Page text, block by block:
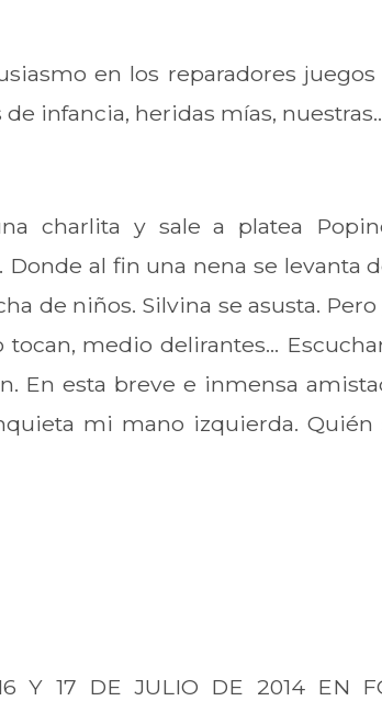
en los reparadores juegos
infancia, heridas mías,
charlita y sale a platea
al fin una nena se levanta
de niños. Silvina se asusta. Pero
tocan, medio delirantes...
En esta breve e inmensa
mi mano izquierda. Quién
Y 17 DE JULIO DE 2014 EN